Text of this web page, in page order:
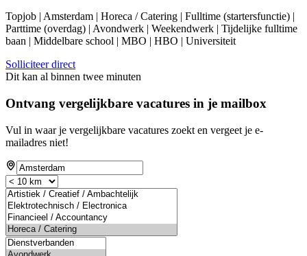
Topjob | Amsterdam | Horeca / Catering | Fulltime (startersfunctie) |
Parttime (overdag) | Avondwerk | Weekendwerk | Tijdelijke fulltime
baan | Middelbare school | MBO | HBO | Universiteit
Solliciteer direct
Dit kan al binnen twee minuten
Ontvang vergelijkbare vacatures in je mailbox
Vul in waar je vergelijkbare vacatures zoekt en vergeet je e-
mailadres niet!